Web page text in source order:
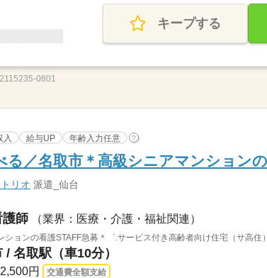
キープする
0801
入 給与UP 年齢入力任意 ?
る／名取市＊高級シニアマンション
リオ 派遣_仙台
護師 （業界：医療・介護・福祉関連）
ションの看護STAFF急募＊゜.サービス付き高齢者向け住宅（サ高住
名取駅（車10分）
円 交通費全額支給